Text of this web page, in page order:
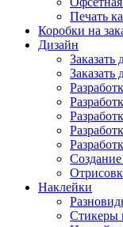
Печать
Коробки на
Дизайн
Заказать
Заказать
Наклейки
Стикеры